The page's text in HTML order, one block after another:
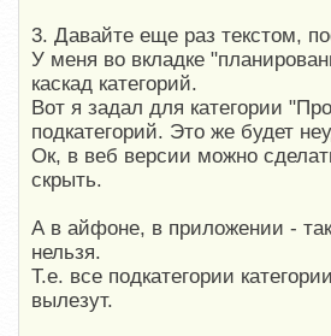
3. Давайте еще раз текстом,
У меня во вкладке
каскад категорий.
Вот я задал для категории
подкатегорий. Это же будет
Ок, в веб версии можно
скрыть.
А в айфоне, в приложении -
нельзя.
Т.е. все подкатегории
вылезут.